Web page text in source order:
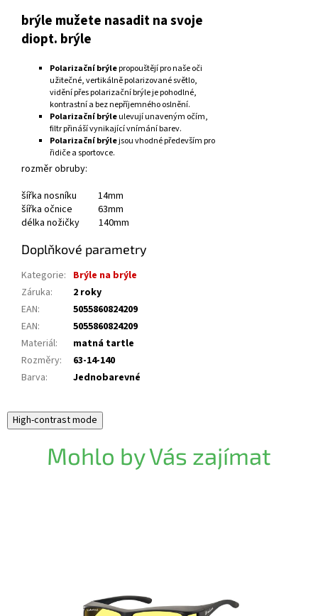
brýle mužete nasadit na svoje
diopt. brýle
Polarizační brýlepropouštějí pro naše oči
užitečné, vertikálně polarizované světlo,
vidění přes polarizační brýle je pohodlné,
kontrastní a bez nepříjemného oslnění.
Polarizační brýleulevují unaveným očím,
filtr přináší vynikající vnímání barev.
Polarizační brýlejsou vhodné především pro
řidiče a sportovce.
rozměr obruby:
šířka nosníku 14mm
šířka očnice 63mm
délka nožičky 140mm
Doplňkové parametry
Kategorie: Brýle na brýle
Záruka:
2 roky
EAN:
5055860824209
EAN:
5055860824209
Materiál:
matná tartle
Rozměry:
63-14-140
Barva: Jednobarevné
High-contrast mode
Mohlo by Vás zajímat